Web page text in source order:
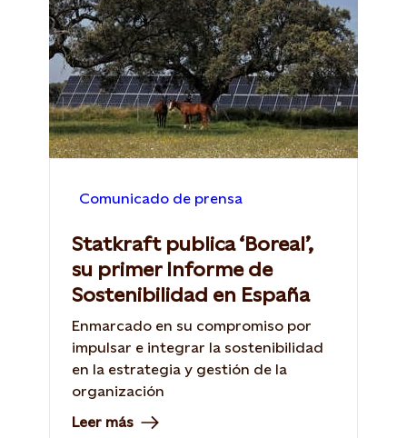
Comunicado de prensa
Statkraft publica ‘Boreal’,
su primer Informe de
Sostenibilidad en España
Enmarcado en su compromiso por
impulsar e integrar la sostenibilidad
en la estrategia y gestión de la
organización
Leer más